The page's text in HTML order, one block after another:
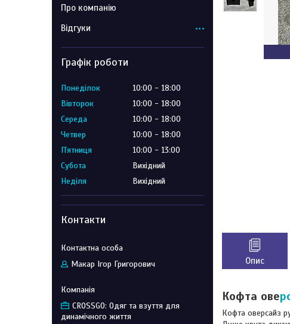
Опис
Кофта ове
Кофта оверсайз
Про компанію
Відгуки
Графік роботи
Понеділок 10:00
18:00
Вівторок
10:00
18:00
Середа
10:00
18:00
Четвер
10:00
18:00
Пʼятниця
10:00
13:00
Субота
Вихідний
Неділя
Вихідний
Контакти
Макар Ігор Григорович
CROSSGO: Одяг та взуття для
динамічного життя